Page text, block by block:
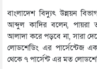
বাংলাদেশ বিদ্যুৎ উন্নয়ন
আব্দুল কাদির বলেন, পায়রা
আলাদা করে পড়বে না, সারা
লোডশেডিং এর পার্সেন্টেজ
থেকে ৭ পার্সেন্ট এর মত